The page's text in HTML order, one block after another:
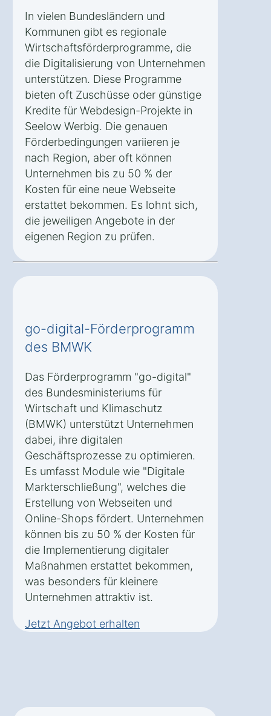
In vielen Bundesländern und
Kommunen gibt es regionale
Wirtschaftsförderprogramme, die
die Digitalisierung von Unternehmen
unterstützen. Diese Programme
bieten oft Zuschüsse oder günstige
Kredite für Webdesign-Projekte in
Seelow Werbig. Die genauen
Förderbedingungen variieren je
nach Region, aber oft können
Unternehmen bis zu 50 % der
Kosten für eine neue Webseite
erstattet bekommen. Es lohnt sich,
die jeweiligen Angebote in der
eigenen Region zu prüfen.
go-digital-Förderprogramm
des BMWK
Das Förderprogramm "go-digital"
des Bundesministeriums für
Wirtschaft und Klimaschutz
(BMWK) unterstützt Unternehmen
dabei, ihre digitalen
Geschäftsprozesse zu optimieren.
Es umfasst Module wie "Digitale
Markterschließung", welches die
Erstellung von Webseiten und
Online-Shops fördert. Unternehmen
können bis zu 50 % der Kosten für
die Implementierung digitaler
Maßnahmen erstattet bekommen,
was besonders für kleinere
Unternehmen attraktiv ist.
Jetzt Angebot erhalten